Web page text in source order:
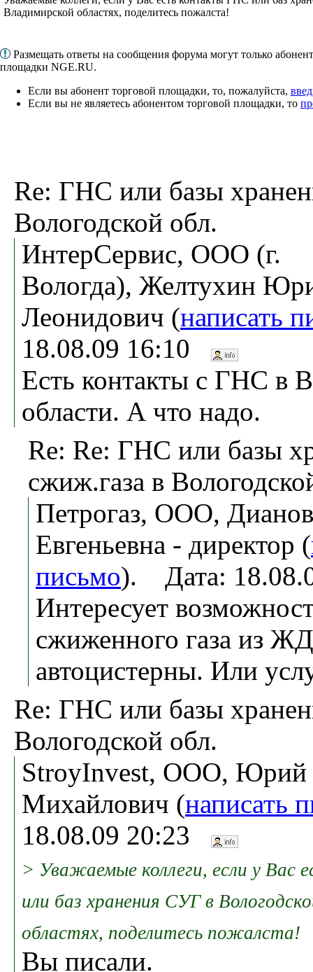
Владимирской областях, поделитесь пожалста!
Размещать ответы на сообщения форума могут только
площадки NGE.RU.
Если вы абонент торговой площадки, то, пожалуйста,
Если вы не являетесь абонентом торговой площадки, то
Re: ГНС или базы
Вологодской обл.
ИнтерСервис, ООО (г.
Вологда), Желтухин
Леонидович (написать
18.08.09 16:10
Есть контакты с ГНС в
области. А что надо.
Re: Re: ГНС или базы
сжиж.газа в
Петрогаз, ООО,
Евгеньевна - директор (
письмо). Дата:
Интересует
сжиженного газа из
автоцистерны. Или
Re: ГНС или базы
Вологодской обл.
StroyInvest, ООО, Юрий
Михайлович (написать
18.08.09 20:23
> Уважаемые коллеги, если у
или баз хранения СУГ в
областях, поделитесь пожалста!
Вы писали.